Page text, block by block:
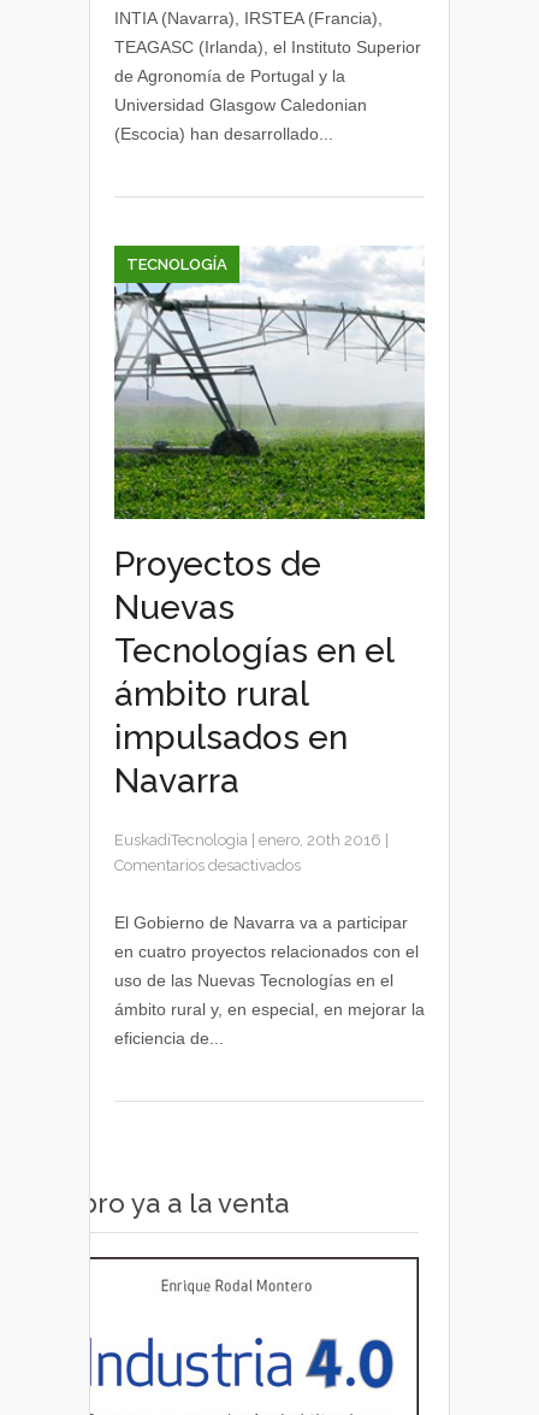
evaluación
de
explotaciones
ganaderas
INTIA (Navarra), IRSTEA (Francia),
TEAGASC (Irlanda), el Instituto Superior
de Agronomía de Portugal y la
Universidad Glasgow Caledonian
(Escocia) han desarrollado...
TECNOLOGÍA
Proyectos de
Nuevas
Tecnologías en el
ámbito rural
impulsados en
Navarra
EuskadiTecnologia enero, 20th 2016
Comentarios desactivadosen
en
el
El Gobierno de Navarra va a participar
en cuatro proyectos relacionados con el
uso de las Nuevas Tecnologías en el
ámbito rural y, en especial, en mejorar la
eficiencia de...
Libro ya a la venta